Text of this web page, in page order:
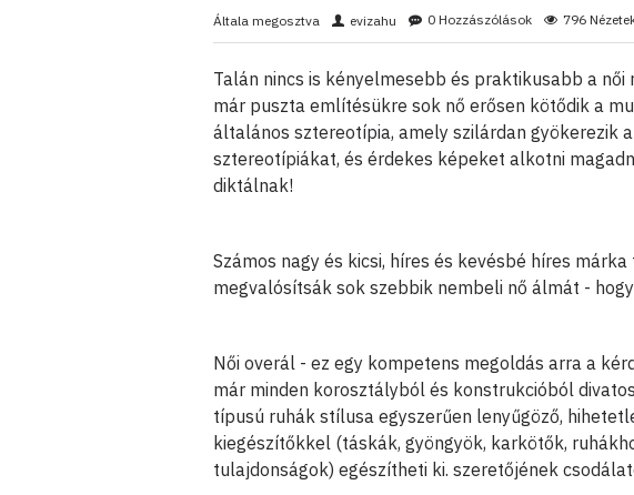
Általa megosztva evizahu 0 Hozzászólások 796
Talán nincs is kényelmesebb és praktikusabb a
már puszta említésükre sok nő erősen kötődik a
általános sztereotípia, amely szilárdan gyökerezik
sztereotípiákat, és érdekes képeket alkotni
diktálnak!
Számos nagy és kicsi, híres és kevésbé híres
megvalósítsák sok szebbik nembeli nő álmát -
Női overál - ez egy kompetens megoldás arra a
már minden korosztályból és konstrukcióból
típusú ruhák stílusa egyszerűen lenyűgöző,
kiegészítőkkel (táskák, gyöngyök, karkötők,
tulajdonságok) egészítheti ki. szeretőjének